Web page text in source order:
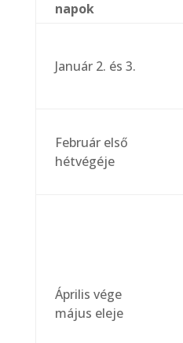
napok
Január 2. és 3.
Február első
hétvégéje
Április vége
május eleje